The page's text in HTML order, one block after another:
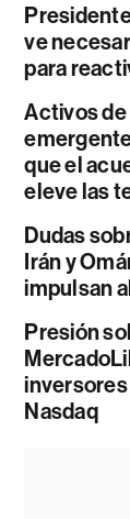
ve
para
Activos
que el
eleve las
Dudas
Irán y
impulsan
Presión
inversores
Nasdaq